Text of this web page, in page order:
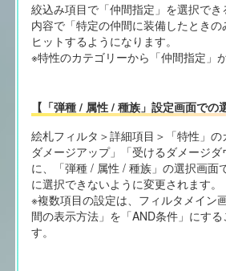
絞込み項目で「仲間指定」を選択で
内容で「特定の仲間に装備したとき
ヒットするようになります。
※特性のカテゴリーから「仲間指定」
【「弾種 / 属性 / 種族」設定画面での
絵札フィルタ＞詳細項目＞「特性」の
ダメージアップ」「受けるダメージ
に、「弾種 / 属性 / 種族」の選択画面
に選択できないように変更されます。
※複数項目の設定は、フィルタメイン
間の表示方法」を「AND条件」にす
す。